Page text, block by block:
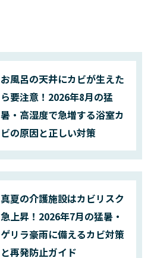
お風呂の天井にカビが生えた
ら要注意！2026年8月の猛
暑・高湿度で急増する浴室カ
ビの原因と正しい対策
真夏の介護施設はカビリスク
急上昇！2026年7月の猛暑・
ゲリラ豪雨に備えるカビ対策
と再発防止ガイド